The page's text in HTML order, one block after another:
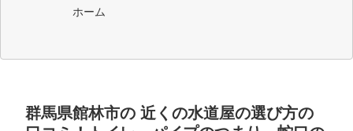
ホーム
群馬県館林市の 近くの水道屋の選び方の